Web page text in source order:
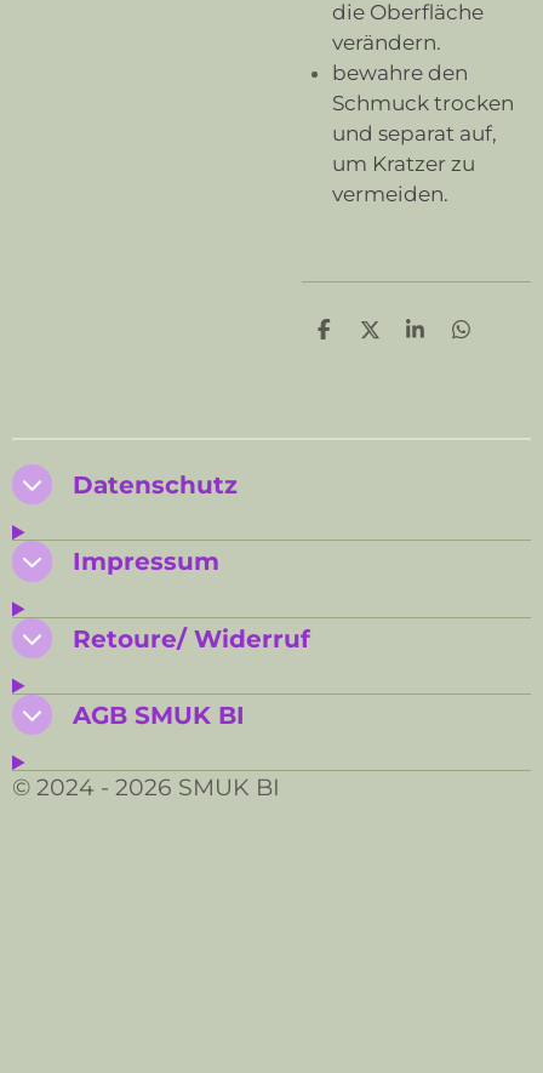
die Oberfläche
verändern.
bewahre den
Schmuck trocken
und separat auf,
um Kratzer zu
vermeiden.
T
n
T
n
T
n
T
n
Datenschutz
Impressum
Retoure/ Widerruf
AGB SMUK BI
© 2024 - 2026 SMUK BI